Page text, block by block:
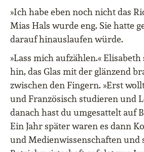
»Ich habe eben noch nicht das
Mias Hals wurde eng. Sie hatte
darauf hinauslaufen würde.
»Lass mich aufzählen.«
hin, das Glas mit der glänzend
zwischen den Fingern. »Erst
und Französisch studieren und
danach hast du umgesattelt auf
Ein Jahr später waren es dann
und Medienwissenschaften und